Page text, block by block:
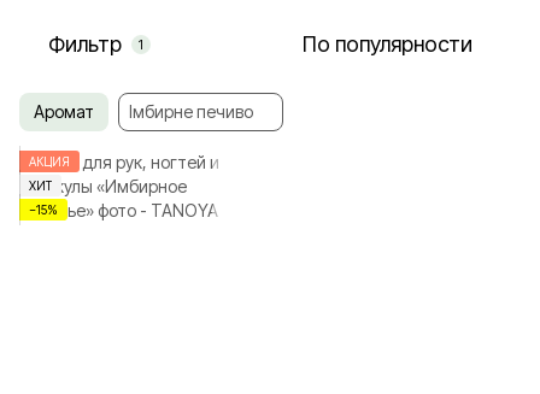
Фильтр 1 По популярности
Аромат Імбирне печиво
АКЦИЯ
ХИТ
−15%